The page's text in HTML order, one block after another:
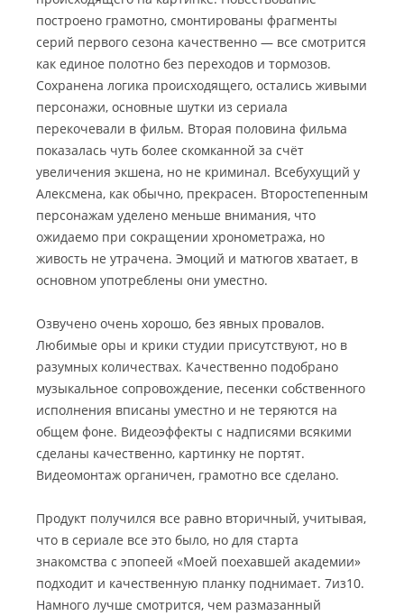
построено грамотно, смонтированы фрагменты
серий первого сезона качественно — все смотрится
как единое полотно без переходов и тормозов.
Сохранена логика происходящего, остались живыми
персонажи, основные шутки из сериала
перекочевали в фильм. Вторая половина фильма
показалась чуть более скомканной за счёт
увеличения экшена, но не криминал. Всебухущий у
Алексмена, как обычно, прекрасен. Второстепенным
персонажам уделено меньше внимания, что
ожидаемо при сокращении хронометража, но
живость не утрачена. Эмоций и матюгов хватает, в
основном употреблены они уместно.
Озвучено очень хорошо, без явных провалов.
Любимые оры и крики студии присутствуют, но в
разумных количествах. Качественно подобрано
музыкальное сопровождение, песенки собственного
исполнения вписаны уместно и не теряются на
общем фоне. Видеоэффекты с надписями всякими
сделаны качественно, картинку не портят.
Видеомонтаж органичен, грамотно все сделано.
Продукт получился все равно вторичный, учитывая,
что в сериале все это было, но для старта
знакомства с эпопеей «Моей поехавшей академии»
подходит и качественную планку поднимает. 7из10.
Намного лучше смотрится, чем размазанный